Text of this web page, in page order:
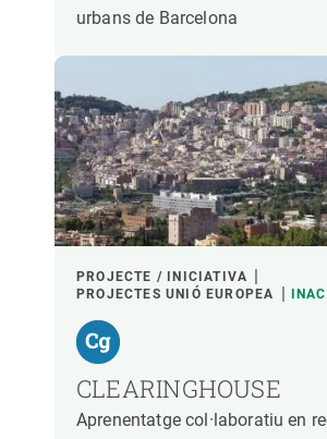
urbans de Barcelona
PROJECTE / INICIATIVA
PROJECTES UNIÓ EUROPEA
CLEARINGHOUSE
Aprenentatge col·laboratiu en